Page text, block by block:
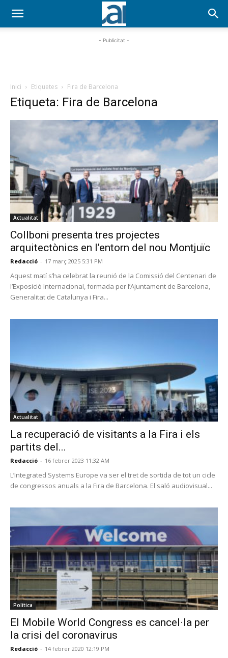
- Publicitat -
Inici Etiquetes Fira de Barcelona
Etiqueta: Fira de Barcelona
Actualitat
Collboni presenta tres projectes
arquitectònics en l’entorn del nou Montjuïc
Redacció - 17 març 2025 5:31 PM
Aquest matí s’ha celebrat la reunió de la Comissió del Centenari de
l’Exposició Internacional, formada per l’Ajuntament de Barcelona,
Generalitat de Catalunya i Fira...
Actualitat
La recuperació de visitants a la Fira i els
partits del...
Redacció - 16 febrer 2023 11:32 AM
L’Integrated Systems Europe va ser el tret de sortida de tot un cicle
de congressos anuals a la Fira de Barcelona. El saló audiovisual...
Política
El Mobile World Congress es cancel·la per
la crisi del coronavirus
Redacció - 14 febrer 2020 12:19 PM